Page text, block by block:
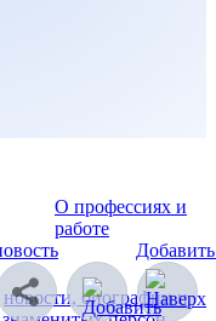
О профессиях и
работе
новости, биографии и